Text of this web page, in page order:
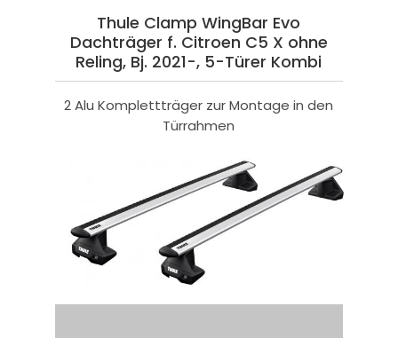
Thule Clamp WingBar Evo
Dachträger f. Citroen C5 X ohne
Reling, Bj. 2021-, 5-Türer Kombi
2 Alu Komplettträger zur Montage in den
Türrahmen